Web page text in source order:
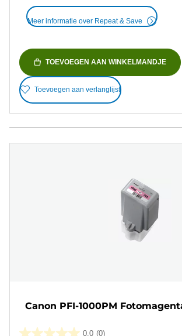
Meer informatie over Repeat & Save
TOEVOEGEN AAN WINKELMANDJE
Toevoegen aan verlanglijst
Canon PFI-1000PM
0.0 (0)